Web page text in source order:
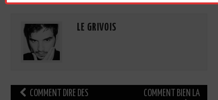
LE GRIVOIS
Navigation
COMMENT DIRE DES
COMMENT BIEN LA